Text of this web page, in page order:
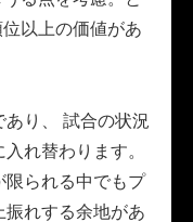
以上の価値があ
り、 試合の状況
れ替わります。
限られる中でもプ
振れする余地があ